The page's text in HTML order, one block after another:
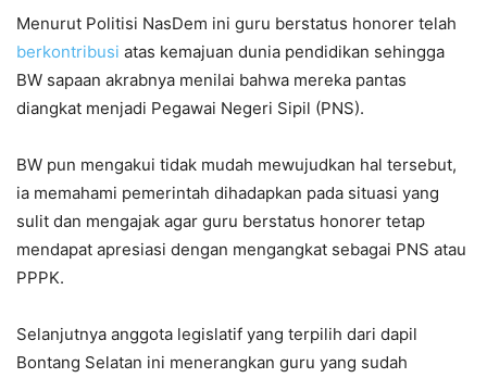
Menurut Politisi NasDem ini guru berstatus honorer telah
berkontribusi atas kemajuan dunia pendidikan sehingga
BW sapaan akrabnya menilai bahwa mereka pantas
diangkat menjadi Pegawai Negeri Sipil (PNS).
BW pun mengakui tidak mudah mewujudkan hal tersebut,
ia memahami pemerintah dihadapkan pada situasi yang
sulit dan mengajak agar guru berstatus honorer tetap
mendapat apresiasi dengan mengangkat sebagai PNS atau
PPPK.
Selanjutnya anggota legislatif yang terpilih dari dapil
Bontang Selatan ini menerangkan guru yang sudah